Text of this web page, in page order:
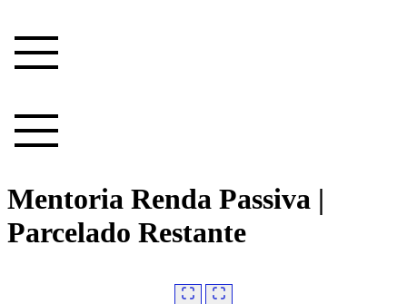
conteúdo
Mentoria Renda Passiva |
Parcelado Restante